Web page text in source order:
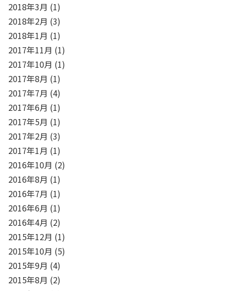
2018年3月 (1)
2018年2月 (3)
2018年1月 (1)
2017年11月 (1)
2017年10月 (1)
2017年8月 (1)
2017年7月 (4)
2017年6月 (1)
2017年5月 (1)
2017年2月 (3)
2017年1月 (1)
2016年10月 (2)
2016年8月 (1)
2016年7月 (1)
2016年6月 (1)
2016年4月 (2)
2015年12月 (1)
2015年10月 (5)
2015年9月 (4)
2015年8月 (2)